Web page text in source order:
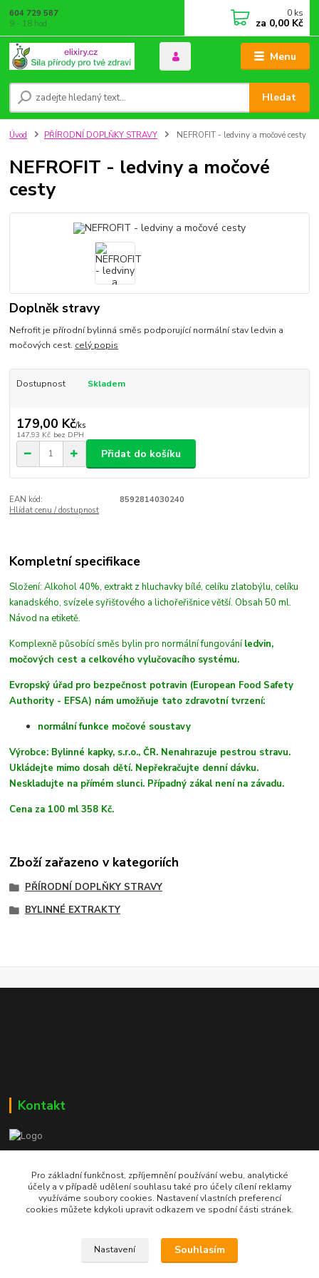
Menu
Hledat
604 729 587
9 - 18 hod
0 ks
za 0,00 Kč
Úvod PŘÍRODNÍ DOPLŇKY STRAVY NEFROFIT - ledviny a močové cesty
NEFROFIT - ledviny a močové
cesty
Doplněk stravy
Nefrofit je přírodní bylinná směs podporující normální stav ledvin a
močových cest. celý popis
Dostupnost Skladem
179,00 Kč/ks
147,93 Kč bez DPH
Přidat do košíku
EAN kód:
8592814030240
Hlídat cenu / dostupnost
Kompletní specifikace
Složení: Alkohol 40%, extrakt z hluchavky bílé, celíku zlatobýlu, celíku
kanadského, svízele syřišťového a lichořeřišnice větší. Obsah 50 ml.
Návod na etiketě.
Komplexně působící směs bylin pro normální fungováníledvin,
močových cest a celkového vylučovacího systému.
Evropský úřad pro bezpečnost potravin (European Food Safety
Authority - EFSA) nám umožňuje tato zdravotní tvrzení:
normální funkce močové soustavy
Výrobce: Bylinné kapky, s.r.o., ČR. Nenahrazuje pestrou stravu.
Ukládejte mimo dosah dětí. Nepřekračujte denní dávku.
Neskladujte na přímém slunci. Případný zákal není na závadu.
Cena za 100 ml 358 Kč.
Zboží zařazeno v kategoriích
PŘÍRODNÍ DOPLŇKY STRAVY
BYLINNÉ EXTRAKTY
Kontakt
604 729 587
dumzdravi@email.cz
Pro základní funkčnost, zpříjemnění používání webu, analytické
účely a v případě udělení souhlasu také pro účely cílení reklamy
využíváme soubory cookies. Nastavení vlastních preferencí
cookies můžete kdykoli upravit odkazem ve spodní části stránek.
Nastavení Souhlasím